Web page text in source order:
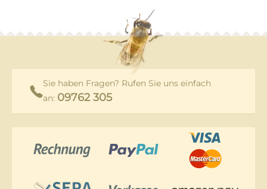
Sie haben Fragen? Rufen Sie uns einfach
an: 09762 305